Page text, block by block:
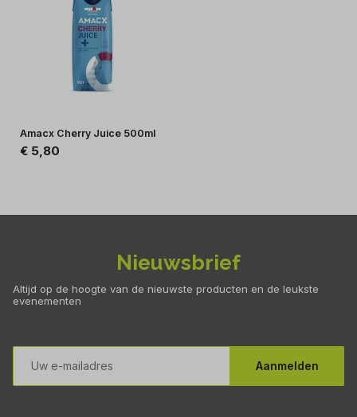
het sporten en/of kort voor het slapen. Gebruik bij voorkeur
minstens 5 tot 7 dagen achter elkaar. Product koel en droog
Amacx Cherry Juice 500ml
€ 5,80
Nieuwsbrief
Altijd op de hoogte van de nieuwste producten en de leukste
evenementen
E-
mailadres
Aanmelden